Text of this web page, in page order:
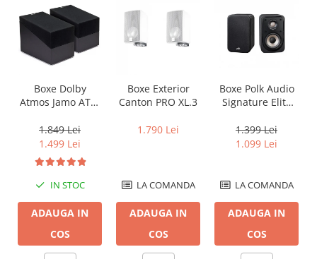
Boxe Dolby
Atmos Jamo ATM
1.849 Lei
1.499 Lei
IN STOC
ADAUGA IN
COS
Boxe Exterior
Canton PRO XL.3
1.790 Lei
LA COMANDA
ADAUGA IN
COS
Boxe Polk Audio
Signature Elite
1.399 Lei
1.099 Lei
LA COMANDA
ADAUGA IN
COS